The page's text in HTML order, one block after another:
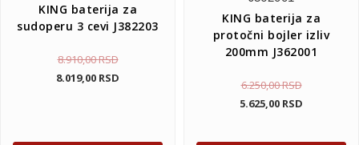
KING baterija za
sudoperu 3 cevi J382203
8.910,00RSD
8.019,00 RSD
KING baterija za
protočni bojler izliv
200mm J362001
6.250,00RSD
5.625,00 RSD